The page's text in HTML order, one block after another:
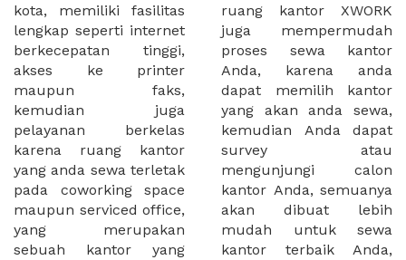
kota, memiliki fasilitas
lengkap seperti internet
berkecepatan tinggi,
akses ke printer
maupun faks,
kemudian juga
pelayanan berkelas
karena ruang kantor
yang anda sewa terletak
pada coworking space
maupun serviced office,
yang merupakan
sebuah kantor yang
ruang kantor XWORK
juga mempermudah
proses sewa kantor
Anda, karena anda
dapat memilih kantor
yang akan anda sewa,
kemudian Anda dapat
survey atau
mengunjungi calon
kantor Anda, semuanya
akan dibuat lebih
mudah untuk sewa
kantor terbaik Anda,